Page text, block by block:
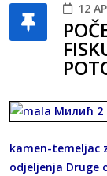
12
kamen-temeljac
odjeljenja Druge